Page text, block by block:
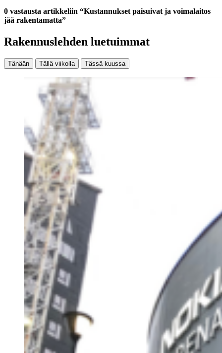
0 vastausta artikkeliin “Kustannukset paisuivat ja voimalaitos
jää rakentamatta”
Rakennuslehden luetuimmat
Tänään Tällä viikolla Tässä kuussa